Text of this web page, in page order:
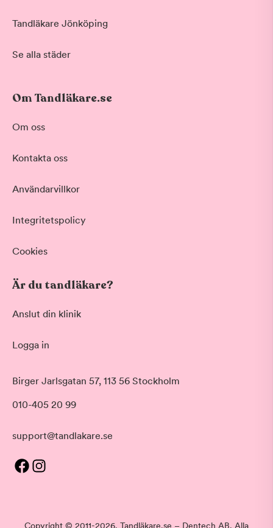
Tandläkare Jönköping
Se alla städer
Om Tandläkare.se
Om oss
Kontakta oss
Användarvillkor
Integritetspolicy
Cookies
Är du tandläkare?
Anslut din klinik
Logga in
Birger Jarlsgatan 57, 113 56 Stockholm
010-405 20 99
support@tandlakare.se
Copyright © 2011-2026. Tandläkare.se – Dentech AB. Alla